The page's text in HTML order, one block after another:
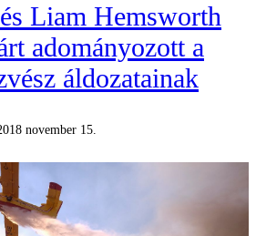
Liam Hemsworth
adományozott a
áldozatainak
november 15.